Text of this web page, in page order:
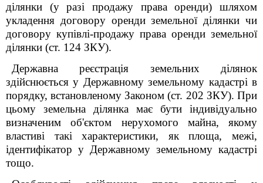
ділянки (у разі продажу права оренди) шляхом
укладення договору оренди земельної ділянки чи
договору купівлі-продажу права оренди земельної
ділянки (ст. 124 ЗКУ).
Державна реєстрація земельних ділянок
здійснюється у Державному земельному кадастрі в
порядку, встановленому Законом (ст. 202 ЗКУ). При
цьому земельна ділянка має бути індивідуально
визначеним об'єктом нерухомого майна, якому
властиві такі характеристики, як площа, межі,
ідентифікатор у Державному земельному кадастрі
тощо.